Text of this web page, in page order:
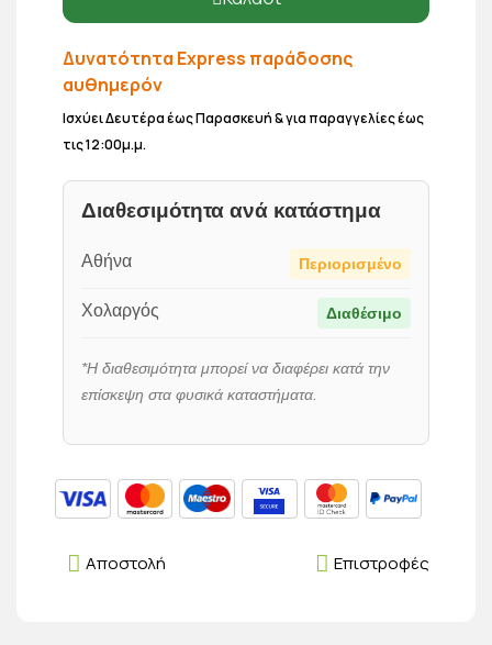
Δυνατότητα Express παράδοσης
αυθημερόν
Ισχύει Δευτέρα έως Παρασκευή & για παραγγελίες έως
τις 12:00μ.μ.
Διαθεσιμότητα ανά κατάστημα
Αθήνα Περιορισμένο
Χολαργός Διαθέσιμο
*Η διαθεσιμότητα μπορεί να διαφέρει κατά την
επίσκεψη στα φυσικά καταστήματα.
Επιστροφές
Αποστολή